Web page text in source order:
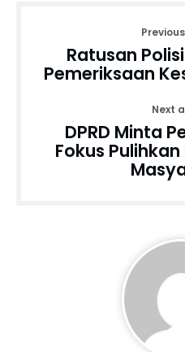
Ratusan
Pemeriksaan
Next
DPRD Minta
Fokus